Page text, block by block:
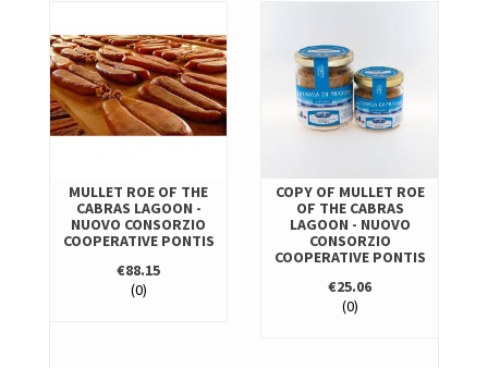
MULLET ROE OF THE
CABRAS LAGOON -
NUOVO CONSORZIO
COOPERATIVE PONTIS
€88.15
(0)
COPY OF MULLET ROE
OF THE CABRAS
LAGOON - NUOVO
CONSORZIO
COOPERATIVE PONTIS
€25.06
(0)